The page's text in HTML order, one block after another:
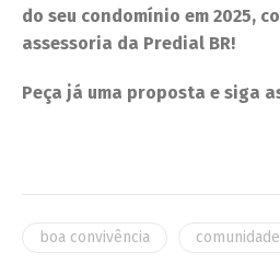
do seu condomínio em 2025,
assessoria da Predial BR!
Peça já uma proposta e siga
boa convivência comunidade